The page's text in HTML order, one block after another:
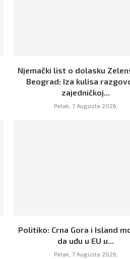
Njemački list o dolasku
Beograd: Iza kulisa
zajedničkoj...
Petak, 7 Augusta 2026,
Politiko: Crna Gora i Island
da uđu u EU u...
Petak, 7 Augusta 2026,